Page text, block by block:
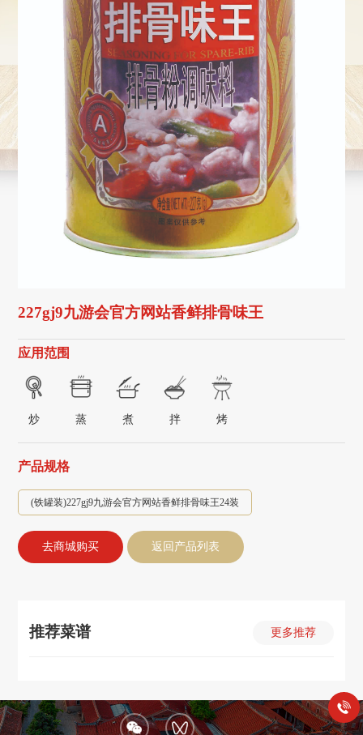
227gj9九游会官方网站香鲜排骨味王
应用范围
炒 蒸 煮 拌 烤
产品规格
(铁罐装)227gj9九游会官方网站香鲜排骨味王24装
去商城购买 返回产品列表
推荐菜谱 更多推荐